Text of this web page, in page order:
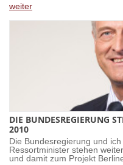
weiter
DIE BUNDESREGIERUNG
2010
Die Bundesregierung und
Ressortminister stehen
und damit zum Projekt